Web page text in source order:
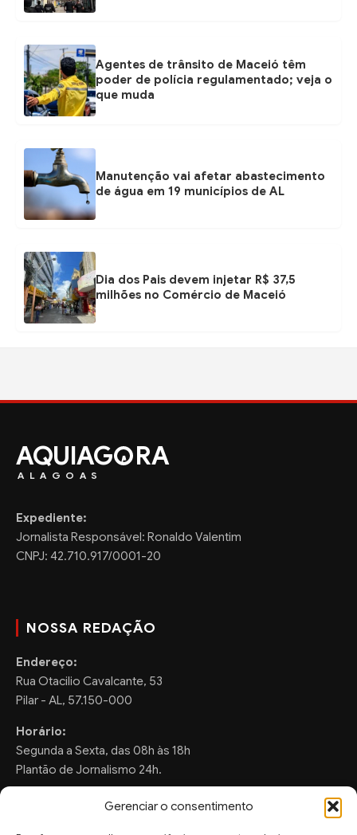
Gerenciar o consentimento
Agentes de trânsito de Maceió têm
poder de polícia regulamentado; veja o
que muda
Manutenção vai afetar abastecimento
de água em 19 municípios de AL
Dia dos Pais devem injetar R$ 37,5
milhões no Comércio de Maceió
AQUIAG RA
ALAGOAS
Expediente:
Jornalista Responsável: Ronaldo Valentim
CNPJ: 42.710.917/0001-20
NOSSA REDAÇÃO
Endereço:
Rua Otacilio Cavalcante, 53
Pilar - AL, 57.150-000
Horário:
Segunda a Sexta, das 08h às 18h
Plantão de Jornalismo 24h.